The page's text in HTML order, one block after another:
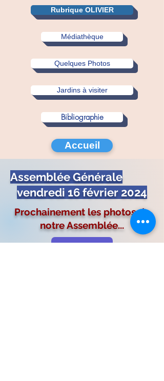
Rubrique OLIVIER
Médiathèque
Quelques Photos
Jardins à visiter
Bibliographie
Accueil
Assemblée Générale
vendredi 16 février 2024
Prochainement les photos de
notre Assemblée...